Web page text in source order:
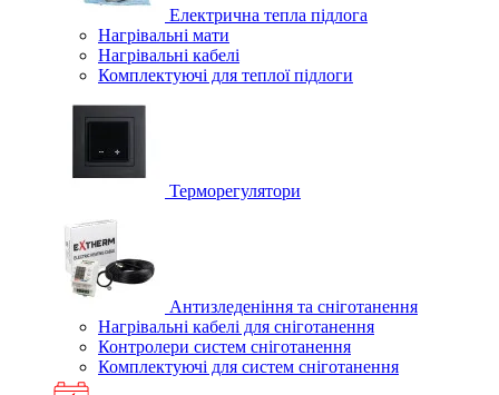
Електрична тепла підлога
Нагрівальні мати
Нагрівальні кабелі
Комплектуючі для теплої підлоги
Терморегулятори
Антизледеніння та сніготанення
Нагрівальні кабелі для сніготанення
Контролери систем сніготанення
Комплектуючі для систем сніготанення